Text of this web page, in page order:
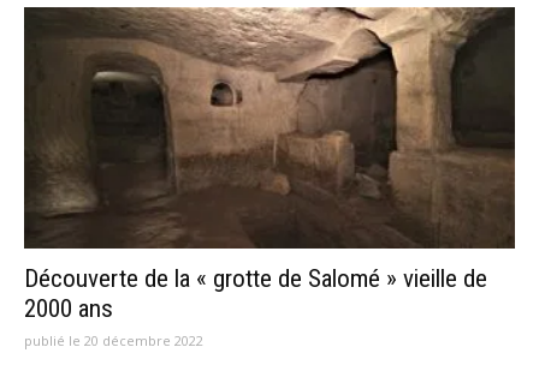
Découverte de la « grotte de Salomé » vieille de
2000 ans
publié le 20 décembre 2022